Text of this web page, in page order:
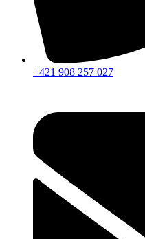
+421 908 257 027